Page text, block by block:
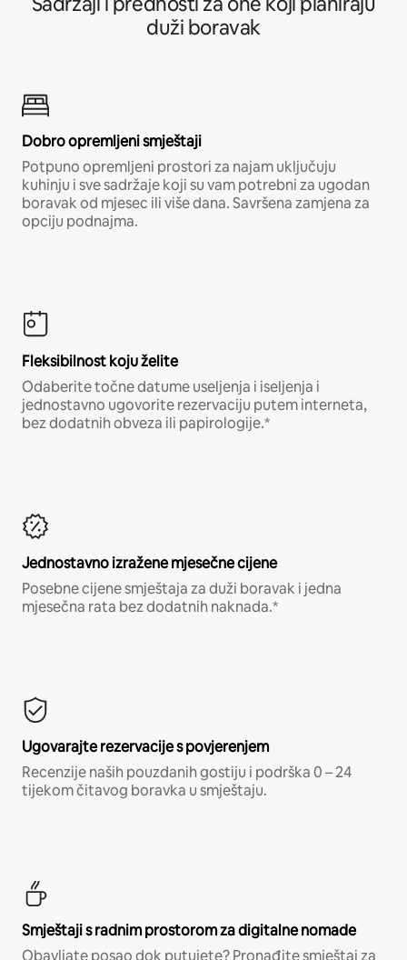
duži boravak
Dobro opremljeni smještaji
Potpuno opremljeni prostori za najam uključuju
kuhinju i sve sadržaje koji su vam potrebni za ugodan
boravak od mjesec ili više dana. Savršena zamjena za
opciju podnajma.
Fleksibilnost koju želite
Odaberite točne datume useljenja i iseljenja i
jednostavno ugovorite rezervaciju putem interneta,
bez dodatnih obveza ili papirologije.*
Jednostavno izražene mjesečne cijene
Posebne cijene smještaja za duži boravak i jedna
mjesečna rata bez dodatnih naknada.*
Ugovarajte rezervacije s povjerenjem
Recenzije naših pouzdanih gostiju i podrška 0 – 24
tijekom čitavog boravka u smještaju.
Smještaji s radnim prostorom za digitalne nomade
Obavljate posao dok putujete? Pronađite smještaj za